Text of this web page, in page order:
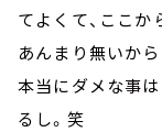
てよくて、ここ
あんまり無いから
本当にダメな事
るし。笑